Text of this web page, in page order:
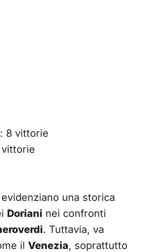
: 8 vittorie
una storica
Doriani nei confronti
. Tuttavia, va
il Venezia, soprattutto